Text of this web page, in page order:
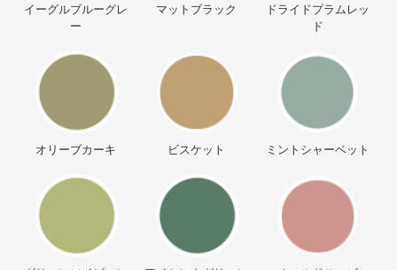
イーグルブルーグレ
ー
マットブラック
ドライドプラムレッ
ド
オリーブカーキ ビスケット ミントシャーベット